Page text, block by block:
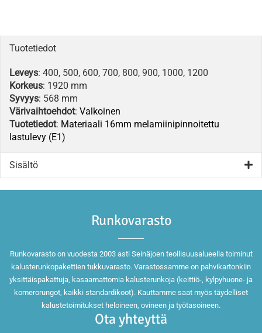
Tuotetiedot
Leveys: 400, 500, 600, 700, 800, 900, 1000, 1200
Korkeus: 1920 mm
Syvyys: 568 mm
Värivaihtoehdot: Valkoinen
Tuotetiedot: Materiaali 16mm melamiinipinnoitettu
lastulevy (E1)
Sisältö
Runkovarasto
Runkovarasto on vuodesta 2003 asti Seinäjoen teollisuusalueella toiminut
kalusterunkopakettien tukkuvarasto. Varastossamme on pahvikartonkiin
yksittäispakattuja, kasaamattomia kalusterunkoja (keittiö-, kylpyhuone- ja
komerorungot, kaikki standardikoot). Kauttamme saat myös täydelliset
kalustetoimitukset heloineen, ovineen ja työtasoineen.
Ota yhteyttä